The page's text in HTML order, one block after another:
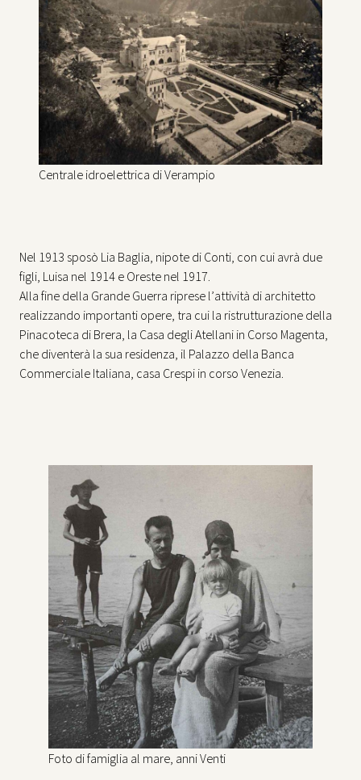
Centrale idroelettrica di Verampio
Nel 1913 sposò Lia Baglia, nipote di Conti, con cui avrà due
figli, Luisa nel 1914 e Oreste nel 1917.
Alla fine della Grande Guerra riprese l’attività di architetto
realizzando importanti opere, tra cui la ristrutturazione della
Pinacoteca di Brera, la Casa degli Atellani in Corso Magenta,
che diventerà la sua residenza, il Palazzo della Banca
Commerciale Italiana, casa Crespi in corso Venezia.
Foto di famiglia al mare, anni Venti